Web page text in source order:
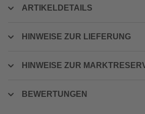
ARTIKELDETAILS
HINWEISE ZUR LIEFERUNG
HINWEISE ZUR
BEWERTUNGEN